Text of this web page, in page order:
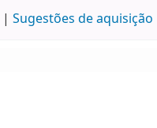
Sugestões de aquisição